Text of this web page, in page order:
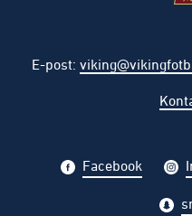
E-post:
Facebook